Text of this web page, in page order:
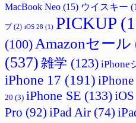
MacBook Neo (15) ウイスキー
プ(2) iOS 28 (1) PICKUP
(100) Amazonセール
(537) 雑学 (123) iPhone
iPhone 17 (191) iPhone
20 (3) iPhone SE (133)
Pro (92) iPad Air (74)